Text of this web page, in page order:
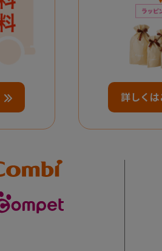
詳しくは
Combi